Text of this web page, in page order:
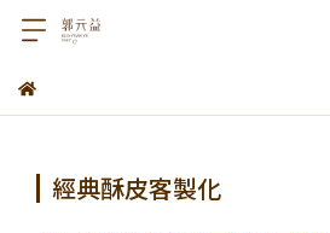
經典酥皮客製化